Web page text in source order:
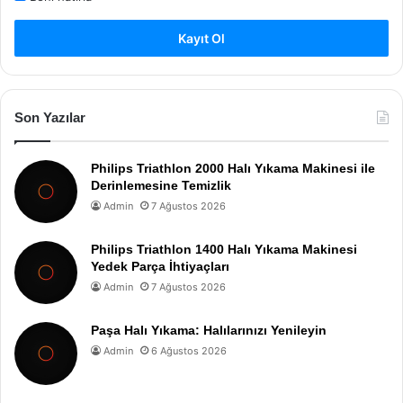
Kayıt Ol
Son Yazılar
Philips Triathlon 2000 Halı Yıkama Makinesi ile
Derinlemesine Temizlik
Admin 7 Ağustos 2026
Philips Triathlon 1400 Halı Yıkama Makinesi
Yedek Parça İhtiyaçları
Admin 7 Ağustos 2026
Paşa Halı Yıkama: Halılarınızı Yenileyin
Admin 6 Ağustos 2026